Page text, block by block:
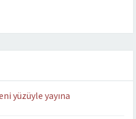
yüzüyle yayına